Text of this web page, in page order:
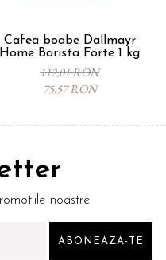
Cafea boabe Dallmayr
Home Barista Forte 1 kg
112,01 RON
75,57 RON
noastre